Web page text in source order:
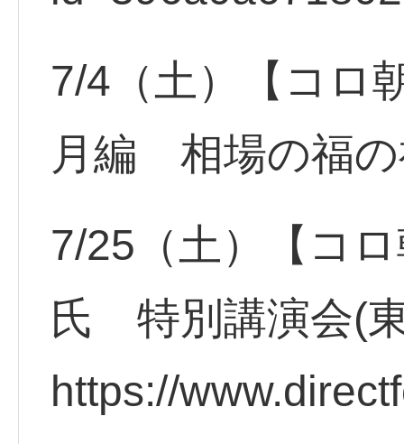
7/4（土）【コ
月編 相場の福の
7/25（土）【コ
氏 特別講演会(
https://